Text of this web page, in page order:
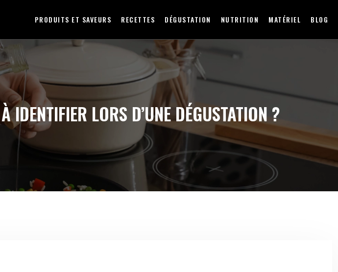
PRODUITS ET SAVEURS RECETTES DÉGUSTATION NUTRITION MATÉRIEL BLOG
LORS D’UNE DÉGUSTATION ?